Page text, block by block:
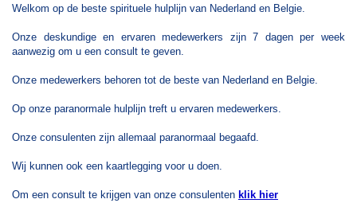
Welkom op de beste spirituele hulplijn van Nederland en Belgie.
Onze deskundige en ervaren medewerkers zijn 7 dagen per week
aanwezig om u een consult te geven.
Onze medewerkers behoren tot de beste van Nederland en Belgie.
Op onze paranormale hulplijn treft u ervaren medewerkers.
Onze consulenten zijn allemaal paranormaal begaafd.
Wij kunnen ook een kaartlegging voor u doen.
Om een consult te krijgen van onze consulenten klik hier